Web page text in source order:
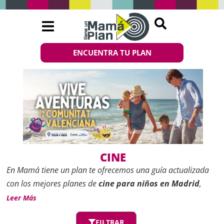
ENCUENTRA TU PLAN
CINE
EnMamá tiene un plante ofrecemos una guía actualizada
con los mejores planes decine para niños en Madrid,
incluyendo los últimos estrenos, sesiones matinales,
proyecciones adaptadas por edades y ciclos temáticos que
Leer Más